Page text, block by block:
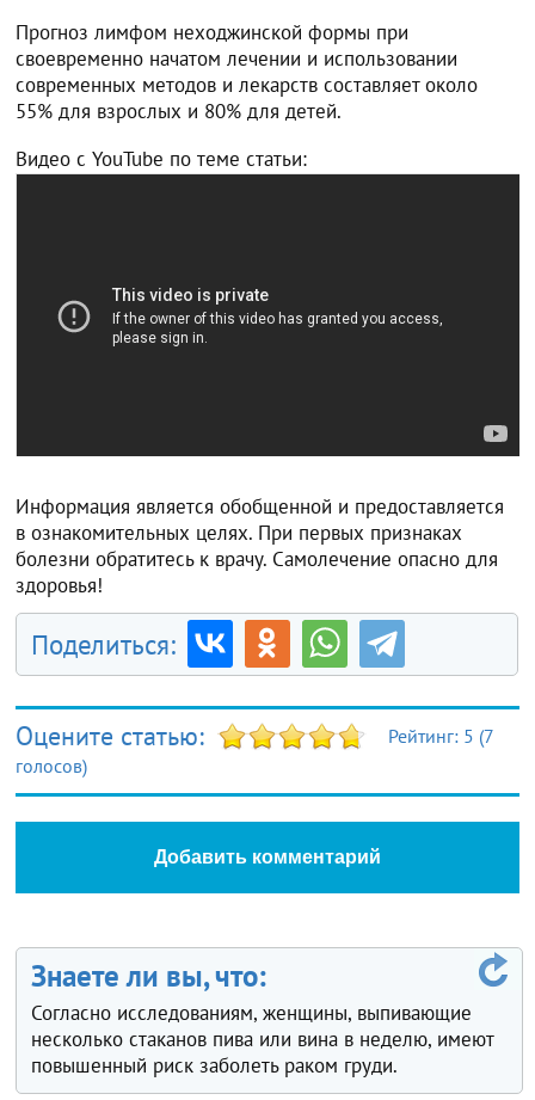
Прогноз лимфом неходжинской формы при
своевременно начатом лечении и использовании
современных методов и лекарств составляет около
55% для взрослых и 80% для детей.
Видео с YouTube по теме статьи:
Информация является обобщенной и предоставляется
в ознакомительных целях. При первых признаках
болезни обратитесь к врачу. Самолечение опасно для
здоровья!
Поделиться:
Оцените статью: Рейтинг: 5 (7
голосов)
Добавить комментарий
Знаете ли вы, что:
Согласно исследованиям, женщины, выпивающие
несколько стаканов пива или вина в неделю, имеют
повышенный риск заболеть раком груди.